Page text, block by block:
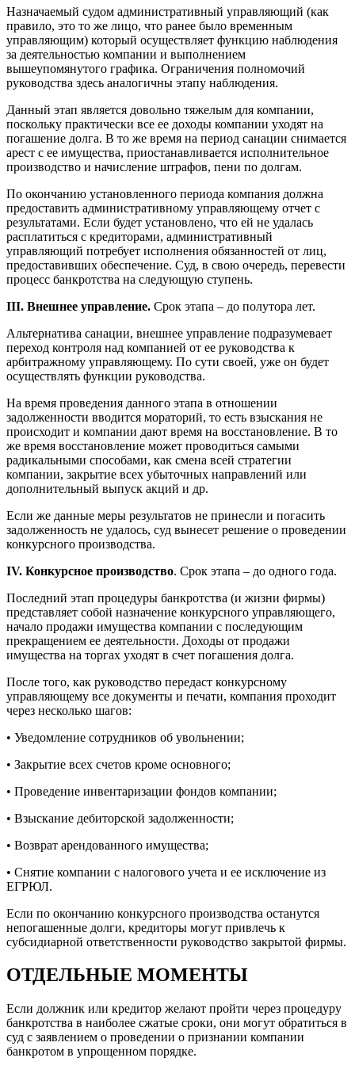
Назначаемый судом административный управляющий (как
правило, это то же лицо, что ранее было временным
управляющим) который осуществляет функцию наблюдения
за деятельностью компании и выполнением
вышеупомянутого графика. Ограничения полномочий
руководства здесь аналогичны этапу наблюдения.
Данный этап является довольно тяжелым для компании,
поскольку практически все ее доходы компании уходят на
погашение долга. В то же время на период санации снимается
арест с ее имущества, приостанавливается исполнительное
производство и начисление штрафов, пени по долгам.
По окончанию установленного периода компания должна
предоставить административному управляющему отчет с
результатами. Если будет установлено, что ей не удалась
расплатиться с кредиторами, административный
управляющий потребует исполнения обязанностей от лиц,
предоставивших обеспечение. Суд, в свою очередь, перевести
процесс банкротства на следующую ступень.
III. Внешнее управление. Срок этапа – до полутора лет.
Альтернатива санации, внешнее управление подразумевает
переход контроля над компанией от ее руководства к
арбитражному управляющему. По сути своей, уже он будет
осуществлять функции руководства.
На время проведения данного этапа в отношении
задолженности вводится мораторий, то есть взыскания не
происходит и компании дают время на восстановление. В то
же время восстановление может проводиться самыми
радикальными способами, как смена всей стратегии
компании, закрытие всех убыточных направлений или
дополнительный выпуск акций и др.
Если же данные меры результатов не принесли и погасить
задолженность не удалось, суд вынесет решение о проведении
конкурсного производства.
IV. Конкурсное производство. Срок этапа – до одного года.
Последний этап процедуры банкротства (и жизни фирмы)
представляет собой назначение конкурсного управляющего,
начало продажи имущества компании с последующим
прекращением ее деятельности. Доходы от продажи
имущества на торгах уходят в счет погашения долга.
После того, как руководство передаст конкурсному
управляющему все документы и печати, компания проходит
через несколько шагов:
• Уведомление сотрудников об увольнении;
• Закрытие всех счетов кроме основного;
• Проведение инвентаризации фондов компании;
• Взыскание дебиторской задолженности;
• Возврат арендованного имущества;
• Снятие компании с налогового учета и ее исключение из
ЕГРЮЛ.
Если по окончанию конкурсного производства останутся
непогашенные долги, кредиторы могут привлечь к
субсидиарной ответственности руководство закрытой фирмы.
ОТДЕЛЬНЫЕ МОМЕНТЫ
Если должник или кредитор желают пройти через процедуру
банкротства в наиболее сжатые сроки, они могут обратиться в
суд с заявлением о проведении о признании компании
банкротом в упрощенном порядке.